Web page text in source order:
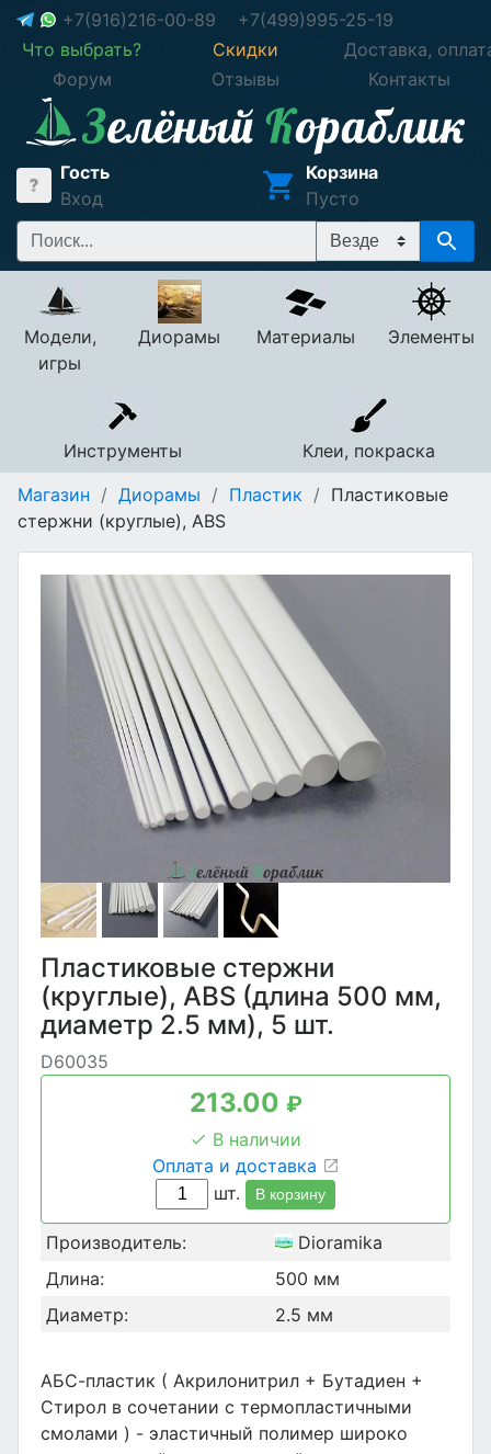
+7(916)216-00-89
+7(499)995-25-19
Что выбрать?
Скидки
Доставка,
Форум
Отзывы Контакты
Гость
Вход
Корзина
Пусто
Модели,
игры
Диорамы Материалы Элементы
Инструменты
Клеи, покраска
Магазин / Диорамы / Пластик / Пластиковые
стержни (круглые), ABS
Пластиковые стержни
(круглые), ABS (длина 500 мм,
диаметр 2.5 мм), 5 шт.
D60035
213.00 ₽
В наличии
Оплата и доставка
шт.
В корзину
Производитель:
Dioramika
Длина:
500 мм
Диаметр:
2.5 мм
АБС-пластик ( Акрилонитрил + Бутадиен +
Стирол в сочетании с термопластичными
смолами ) - эластичный полимер широко